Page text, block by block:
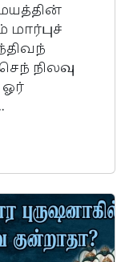
நிலவு
ஓர்